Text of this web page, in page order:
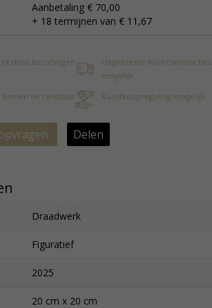
Aanbetaling € 70,00
+ 18 termijnen van € 11,67
thuis bezichtigen
Uitgebreide huurconstructies
mogelijk
de randstad
Kunstkoopregeling mogelijk
Delen
Draadwerk
Figuratief
2025
20 cm x 20 cm